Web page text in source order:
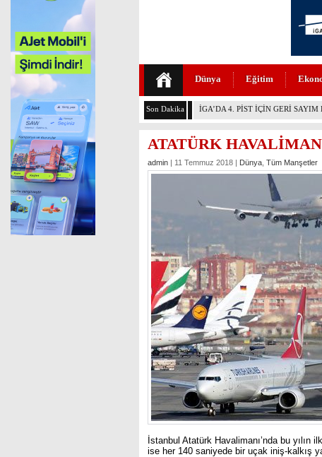
Dünya Eğitim
Son Dakika HİTİT’TEN YENİ YATIRIM
ATATÜRK
admin | 11 Temmuz 2018 | Dünya Tüm Manşetler
İstanbul Atatürk Havalimanı’nda bu yılın
ise her 140 saniyede bir uçak iniş-kalkış